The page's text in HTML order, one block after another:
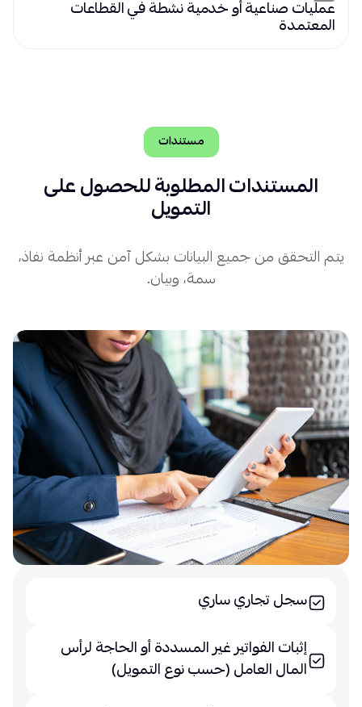
عمليات صناعية أو خدمية نشطة في القطاعات
المعتمدة
مستندات
المستندات المطلوبة للحصول على
التمويل
يتم التحقق من جميع البيانات بشكل آمن عبر أنظمة نفاذ،
سمة، وبيان.
سجل تجاري ساري
إثبات الفواتير غير المسددة أو الحاجة لرأس
المال العامل (حسب نوع التمويل)